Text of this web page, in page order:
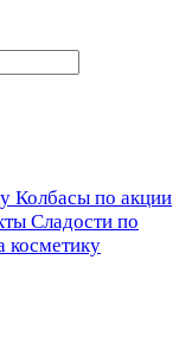
Колбасы по акции
Сладости по
косметику